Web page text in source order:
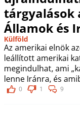
tárgyalások
Államok és
Külföld
Az amerikai elnök
leállított amerikai
megindulhat, ami
lenne Iránra, és
0 1 9